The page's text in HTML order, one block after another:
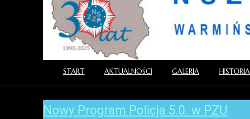
START AKTUALNOŚCI GALERIA HISTORIA
Nowy Program Policja 5.0. w PZU